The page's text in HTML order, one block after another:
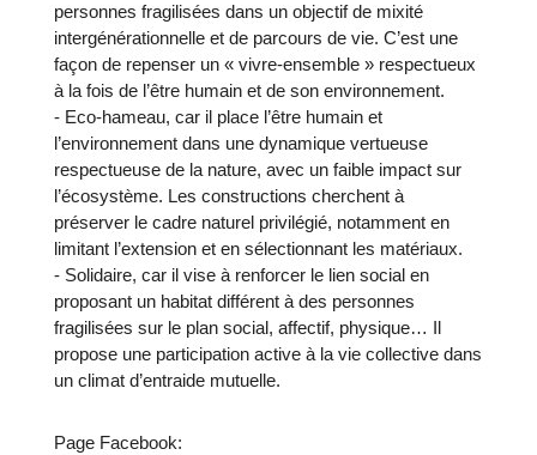
personnes fragilisées dans un objectif de mixité
intergénérationnelle et de parcours de vie. C’est une
façon de repenser un « vivre-ensemble » respectueux
à la fois de l’être humain et de son environnement.
- Eco-hameau, car il place l’être humain et
l’environnement dans une dynamique vertueuse
respectueuse de la nature, avec un faible impact sur
l’écosystème. Les constructions cherchent à
préserver le cadre naturel privilégié, notamment en
limitant l’extension et en sélectionnant les matériaux.
- Solidaire, car il vise à renforcer le lien social en
proposant un habitat différent à des personnes
fragilisées sur le plan social, affectif, physique… Il
propose une participation active à la vie collective dans
un climat d’entraide mutuelle.
Page Facebook: